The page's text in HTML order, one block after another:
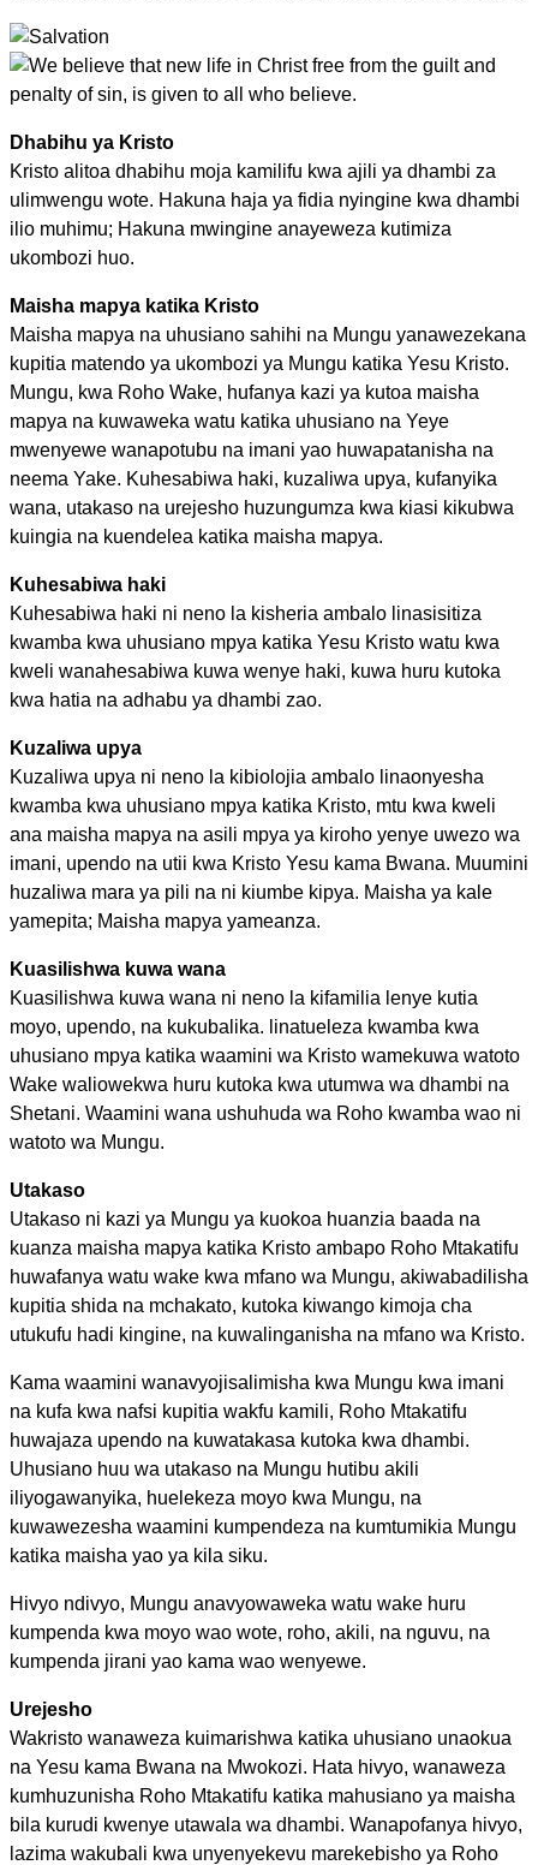
Dhabihu ya Kristo
Kristo alitoa dhabihu moja kamilifu kwa ajili ya dhambi za
ulimwengu wote. Hakuna haja ya fidia nyingine kwa dhambi
ilio muhimu; Hakuna mwingine anayeweza kutimiza
ukombozi huo.
Maisha mapya katika Kristo
Maisha mapya na uhusiano sahihi na Mungu yanawezekana
kupitia matendo ya ukombozi ya Mungu katika Yesu Kristo.
Mungu, kwa Roho Wake, hufanya kazi ya kutoa maisha
mapya na kuwaweka watu katika uhusiano na Yeye
mwenyewe wanapotubu na imani yao huwapatanisha na
neema Yake. Kuhesabiwa haki, kuzaliwa upya, kufanyika
wana, utakaso na urejesho huzungumza kwa kiasi kikubwa
kuingia na kuendelea katika maisha mapya.
Kuhesabiwa haki
Kuhesabiwa haki ni neno la kisheria ambalo linasisitiza
kwamba kwa uhusiano mpya katika Yesu Kristo watu kwa
kweli wanahesabiwa kuwa wenye haki, kuwa huru kutoka
kwa hatia na adhabu ya dhambi zao.
Kuzaliwa upya
Kuzaliwa upya ni neno la kibiolojia ambalo linaonyesha
kwamba kwa uhusiano mpya katika Kristo, mtu kwa kweli
ana maisha mapya na asili mpya ya kiroho yenye uwezo wa
imani, upendo na utii kwa Kristo Yesu kama Bwana. Muumini
huzaliwa mara ya pili na ni kiumbe kipya. Maisha ya kale
yamepita; Maisha mapya yameanza.
Kuasilishwa kuwa wana
Kuasilishwa kuwa wana ni neno la kifamilia lenye kutia
moyo, upendo, na kukubalika. linatueleza kwamba kwa
uhusiano mpya katika waamini wa Kristo wamekuwa watoto
Wake waliowekwa huru kutoka kwa utumwa wa dhambi na
Shetani. Waamini wana ushuhuda wa Roho kwamba wao ni
watoto wa Mungu.
Utakaso
Utakaso ni kazi ya Mungu ya kuokoa huanzia baada na
kuanza maisha mapya katika Kristo ambapo Roho Mtakatifu
huwafanya watu wake kwa mfano wa Mungu, akiwabadilisha
kupitia shida na mchakato, kutoka kiwango kimoja cha
utukufu hadi kingine, na kuwalinganisha na mfano wa Kristo.
Kama waamini wanavyojisalimisha kwa Mungu kwa imani
na kufa kwa nafsi kupitia wakfu kamili, Roho Mtakatifu
huwajaza upendo na kuwatakasa kutoka kwa dhambi.
Uhusiano huu wa utakaso na Mungu hutibu akili
iliyogawanyika, huelekeza moyo kwa Mungu, na
kuwawezesha waamini kumpendeza na kumtumikia Mungu
katika maisha yao ya kila siku.
Hivyo ndivyo, Mungu anavyowaweka watu wake huru
kumpenda kwa moyo wao wote, roho, akili, na nguvu, na
kumpenda jirani yao kama wao wenyewe.
Urejesho
Wakristo wanaweza kuimarishwa katika uhusiano unaokua
na Yesu kama Bwana na Mwokozi. Hata hivyo, wanaweza
kumhuzunisha Roho Mtakatifu katika mahusiano ya maisha
bila kurudi kwenye utawala wa dhambi. Wanapofanya hivyo,
lazima wakubali kwa unyenyekevu marekebisho ya Roho